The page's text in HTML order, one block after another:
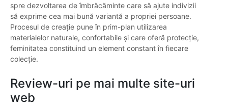
spre dezvoltarea de îmbrăcăminte care să ajute indivizii
să exprime cea mai bună variantă a propriei persoane.
Procesul de creație pune în prim-plan utilizarea
materialelor naturale, confortabile și care oferă protecție,
feminitatea constituind un element constant în fiecare
colecție.
Review-uri pe mai multe site-uri
web